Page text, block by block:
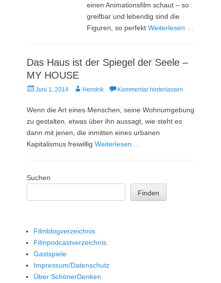
einen Animationsfilm schaut – so
greifbar und lebendig sind die
Figuren, so perfektWeiterlesen …
Das Haus ist der Spiegel der Seele –
MY HOUSE
Veröffentlicht
Juni 1, 2014 AutorHendrik Kommentar hinterlassen
Wenn die Art eines Menschen, seine Wohnumgebung
zu gestalten, etwas über ihn aussagt, wie steht es
dann mit jenen, die inmitten eines urbanen
Kapitalismus freiwillig Weiterlesen …
Suchen
Finden
Filmblogverzeichnis
Filmpodcastverzeichnis
Gastspiele
Impressum/Datenschutz
Über SchönerDenken